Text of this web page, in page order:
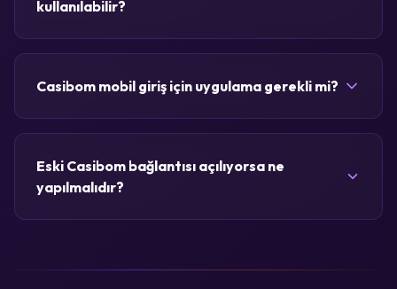
kullanılabilir?
Casibom mobil giriş için uygulama gerekli mi?
Eski Casibom bağlantısı açılıyorsa ne
yapılmalıdır?